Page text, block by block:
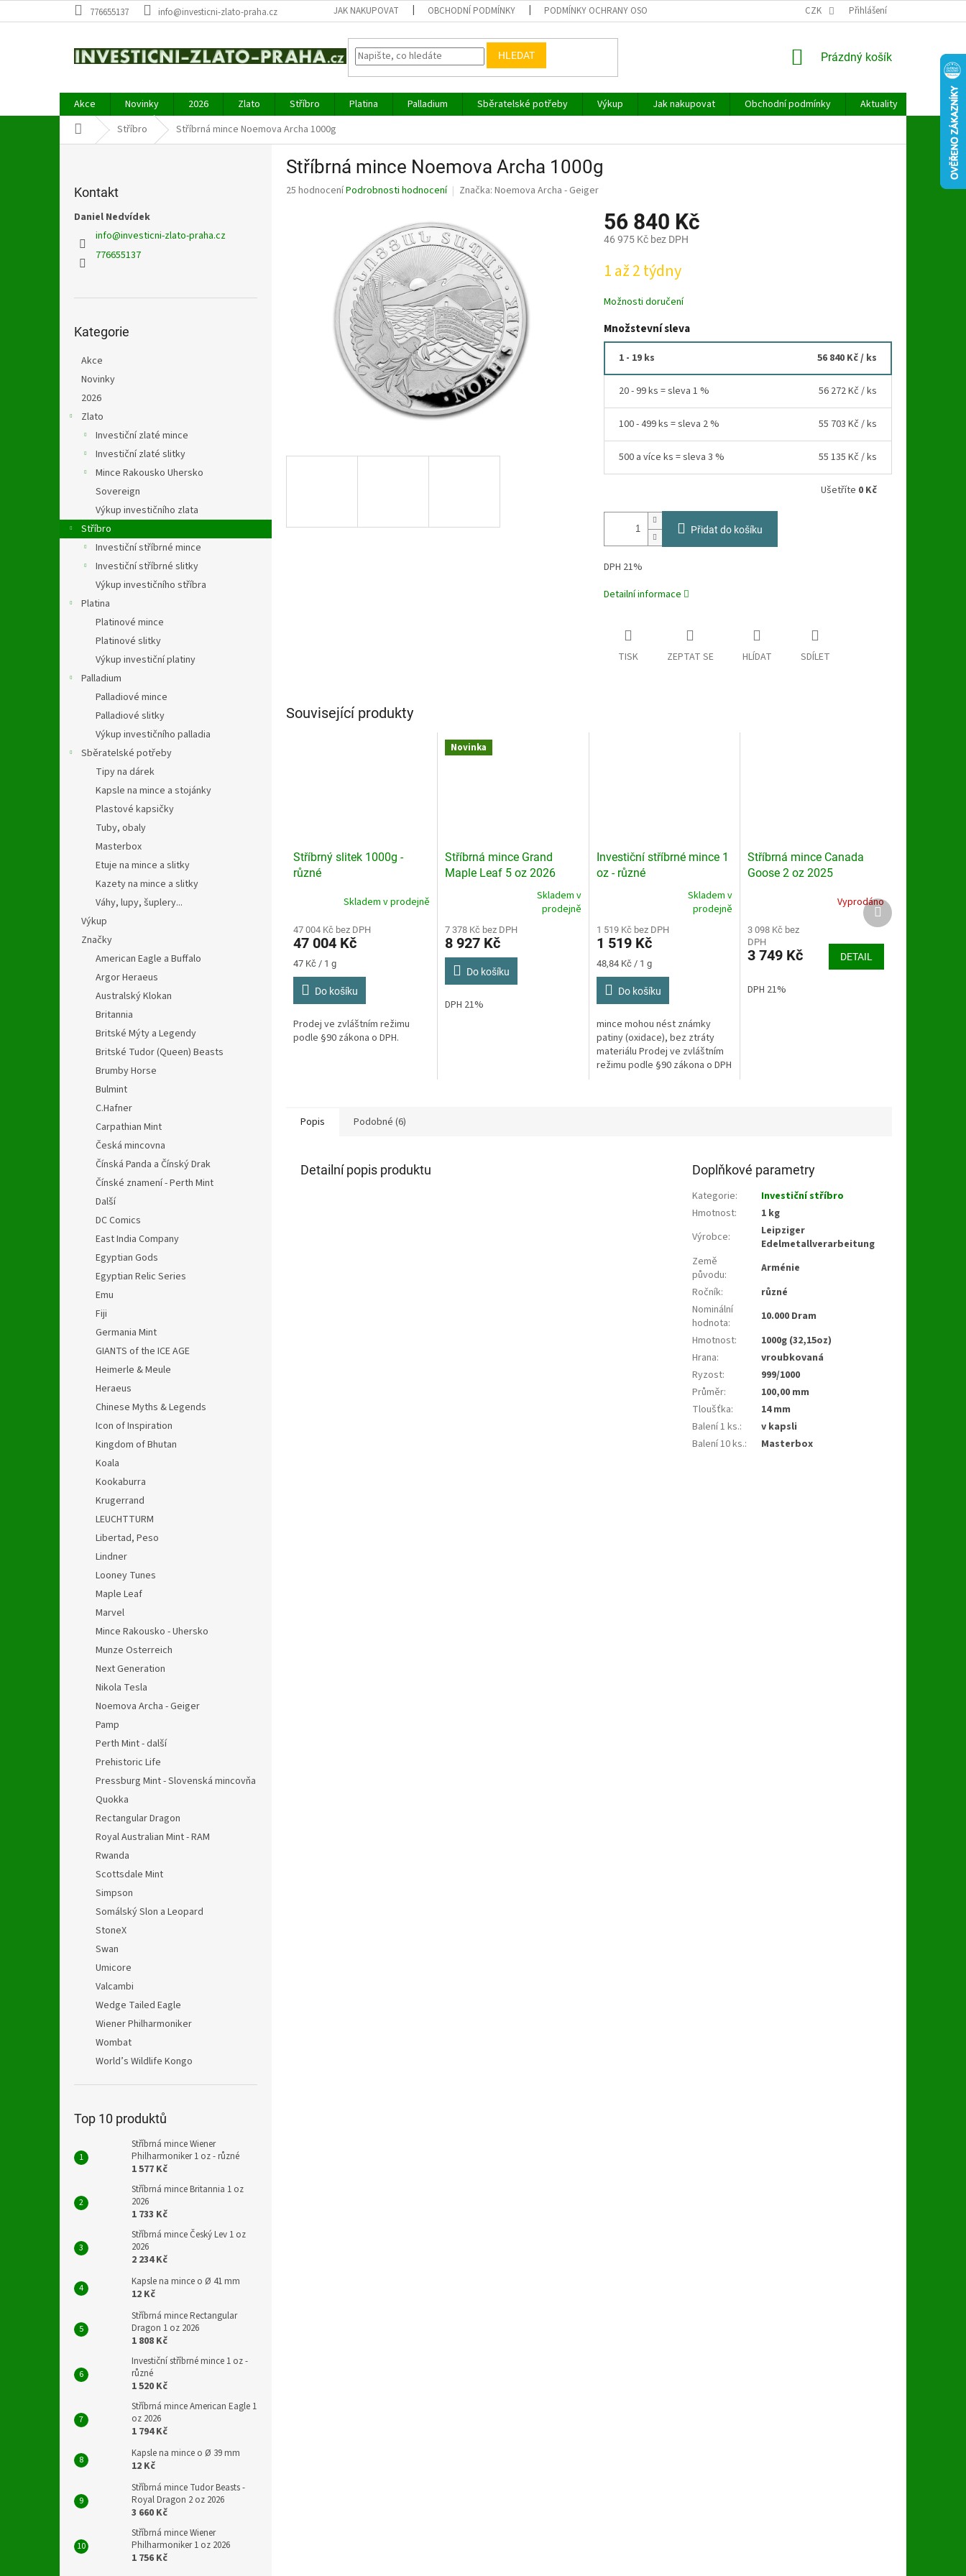
na
776655137 info@investicni-zlato-praha.cz JAK NAKUPOVAT OBCHODNÍ PODMÍNKY PODMÍNKY OCHRANY OSOBNÍCH ÚDAJŮ CZK Přihlášení
HLEDAT
NÁKUPNÍ
Prázdný košík
Akce Novinky 2026 Zlato Stříbro Platina Palladium Sběratelské potřeby Výkup Jak nakupovat Obchodní podmínky Aktuality
Kontakt
Domů Stříbro Stříbrná mince Noemova Archa 1000g
Kontakt
Daniel Nedvídek
info@investicni-zlato-praha.cz
776655137
kategorie
Kategorie
Akce
Novinky
2026
Zlato
Investiční zlaté mince
Investiční zlaté slitky
Mince Rakousko Uhersko
Sovereign
Výkup investičního zlata
Stříbro
Investiční stříbrné mince
Investiční stříbrné slitky
Výkup investičního stříbra
Platina
Platinové mince
Platinové slitky
Výkup investiční platiny
Palladium
Palladiové mince
Palladiové slitky
Výkup investičního palladia
Sběratelské potřeby
Tipy na dárek
Kapsle na mince a stojánky
Plastové kapsičky
Tuby, obaly
Masterbox
Etuje na mince a slitky
Kazety na mince a slitky
Váhy, lupy, šuplery...
Výkup
Značky
American Eagle a Buffalo
Argor Heraeus
Australský Klokan
Britannia
Britské Mýty a Legendy
Britské Tudor (Queen) Beasts
Brumby Horse
Bulmint
C.Hafner
Carpathian Mint
Česká mincovna
Čínská Panda a Čínský Drak
Čínské znamení - Perth Mint
Další
DC Comics
East India Company
Egyptian Gods
Egyptian Relic Series
Emu
Fiji
Germania Mint
GIANTS of the ICE AGE
Heimerle & Meule
Heraeus
Chinese Myths & Legends
Icon of Inspiration
Kingdom of Bhutan
Koala
Kookaburra
Krugerrand
LEUCHTTURM
Libertad, Peso
Lindner
Looney Tunes
Maple Leaf
Marvel
Mince Rakousko - Uhersko
Munze Osterreich
Next Generation
Nikola Tesla
Noemova Archa - Geiger
Pamp
Perth Mint - další
Prehistoric Life
Pressburg Mint - Slovenská mincovňa
Quokka
Rectangular Dragon
Royal Australian Mint - RAM
Rwanda
Scottsdale Mint
Simpson
Somálský Slon a Leopard
StoneX
Swan
Umicore
Valcambi
Wedge Tailed Eagle
Wiener Philharmoniker
Wombat
World’s Wildlife Kongo
Top 10 produktů
Stříbrná mince Wiener
Philharmoniker 1 oz - různé
1 577 Kč
Stříbrná mince Britannia 1 oz
2026
1 733 Kč
Stříbrná mince Český Lev 1 oz
2026
2 234 Kč
Kapsle na mince o Ø 41 mm
12 Kč
Stříbrná mince Rectangular
Dragon 1 oz 2026
1 808 Kč
Investiční stříbrné mince 1 oz -
různé
1 520 Kč
Stříbrná mince American Eagle 1
oz 2026
1 794 Kč
Kapsle na mince o Ø 39 mm
12 Kč
Stříbrná mince Tudor Beasts -
Royal Dragon 2 oz 2026
3 660 Kč
Stříbrná mince Wiener
Philharmoniker 1 oz 2026
1 756 Kč
Stříbrná mince Noemova Archa 1000g
Průměrné
25 hodnoceníPodrobnosti hodnocení Značka: Noemova Archa - Geiger
56 840 Kč
46 975 Kč bez DPH
cena:
1 až 2 týdny
Možnosti doručení
Množstevní sleva
1 - 19 ks 56 840 Kč/ ks
20 - 99 ks = sleva 1 % 56 272 Kč / ks
100 - 499 ks = sleva 2 % 55 703 Kč / ks
500 a více ks = sleva 3 % 55 135 Kč / ks
Ušetříte 0 Kč
Přidat do košíku
DPH 21%
Detailní informace
TISK ZEPTAT SE HLÍDAT SDÍLET
Související produkty
Stříbrný slitek 1000g -
různé
Skladem v prodejně
47 004 Kč bez DPH
47 004 Kč
Měrná
cena:
47 Kč / 1 g
Do košíku
Prodej ve zvláštním režimu
podle §90 zákona o DPH.
Novinka
Stříbrná mince Grand
Maple Leaf 5 oz 2026
produktu
je
4,5
5
hvězdiček.
Skladem v
prodejně
7 378 Kč bez DPH
8 927 Kč
Do košíku
DPH 21%
Investiční stříbrné mince 1
oz - různé
produktu
je
3,6
hvězdiček.
Skladem v
prodejně
1 519 Kč bez DPH
1 519 Kč
Měrná
cena:
48,84 Kč / 1 g
Do košíku
mince mohou nést známky
patiny (oxidace), bez ztráty
materiálu Prodej ve zvláštním
režimu podle §90 zákona o DPH
Stříbrná mince Canada
Goose 2 oz 2025
produktu
je
5,0
5
Vyprodáno
3 098 Kč bez
DPH
3 749 Kč DETAIL
DPH 21%
Další
produkt
Popis Podobné (6)
Detailní popis produktu Doplňkové parametry
Kategorie:
Investiční stříbro
Hmotnost:
1 kg
Výrobce:
Leipziger
Edelmetallverarbeitung
Země
původu:
Arménie
Ročník:
různé
Nominální
hodnota:
10.000 Dram
Hmotnost:
1000g (32,15oz)
Hrana:
vroubkovaná
Ryzost:
999/1000
Průměr:
100,00 mm
Tloušťka:
14 mm
Balení 1 ks.:
v kapsli
Balení 10 ks.: Masterbox